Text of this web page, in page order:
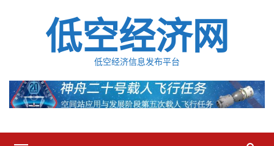
低空经济网
低空经济信息发布平台